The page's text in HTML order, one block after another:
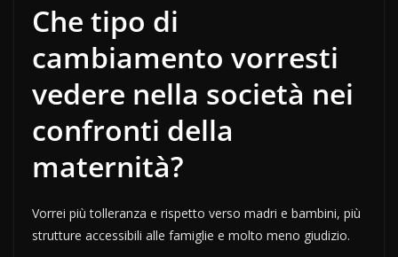
Che tipo di
cambiamento vorresti
vedere nella società nei
confronti della
maternità?
Vorrei più tolleranza e rispetto verso madri e bambini, più
strutture accessibili alle famiglie e molto meno giudizio.